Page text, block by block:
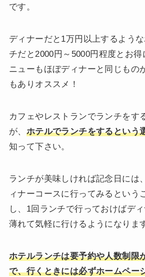
です。
ディナーだと1万円以上するよう
チだと2000円～5000円程度とお得
ニューもほぼディナーと同じもの
もありオススメ！
カフェやレストランでランチをす
が、 ホテルでランチをするという
知って下さい。
ランチが美味しければ記念日には
ィナーコースに行ってみるという
し、1回ランチで行っておけばデ
薄れて気軽に行けるようになりま
ホテルランチは要予約や人数制限
で、行くときには必ずホームペー